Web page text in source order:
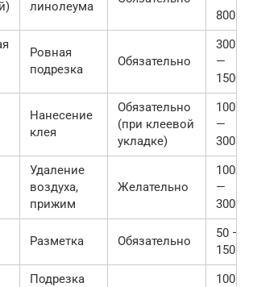
линолеума
800
Ровная
подрезка
Обязательно
300
—
1500
Нанесение
клея
Обязательно
(при клеевой
укладке)
100
—
300
Удаление
воздуха,
прижим
Желательно
1000
—
3000
Разметка Обязательно
50 —
150
Подрезка
100